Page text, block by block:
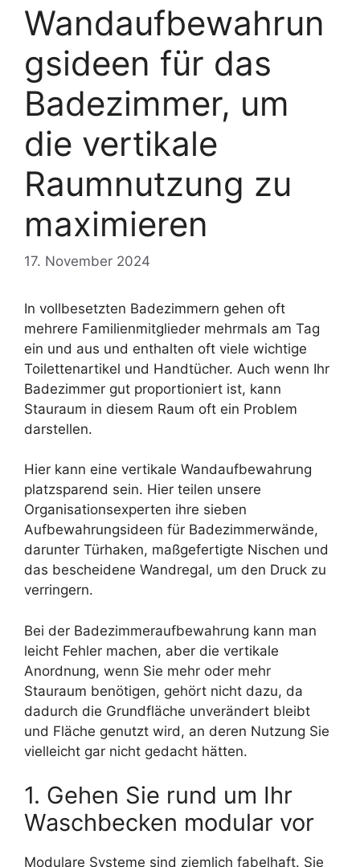
Wandaufbewahrun
gsideen für das
Badezimmer, um
die vertikale
Raumnutzung zu
maximieren
17. November 2024
In vollbesetzten Badezimmern gehen oft
mehrere Familienmitglieder mehrmals am Tag
ein und aus und enthalten oft viele wichtige
Toilettenartikel und Handtücher. Auch wenn Ihr
Badezimmer gut proportioniert ist, kann
Stauraum in diesem Raum oft ein Problem
darstellen.
Hier kann eine vertikale Wandaufbewahrung
platzsparend sein. Hier teilen unsere
Organisationsexperten ihre sieben
Aufbewahrungsideen für Badezimmerwände,
darunter Türhaken, maßgefertigte Nischen und
das bescheidene Wandregal, um den Druck zu
verringern.
Bei der Badezimmeraufbewahrung kann man
leicht Fehler machen, aber die vertikale
Anordnung, wenn Sie mehr oder mehr
Stauraum benötigen, gehört nicht dazu, da
dadurch die Grundfläche unverändert bleibt
und Fläche genutzt wird, an deren Nutzung Sie
vielleicht gar nicht gedacht hätten.
1. Gehen Sie rund um Ihr
Waschbecken modular vor
Modulare Systeme sind ziemlich fabelhaft. Sie